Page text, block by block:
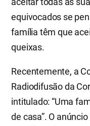
equivocados se
família têm que
queixas.
Recentemente, a
Radiodifusão da
intitulado: “Uma
de casa”. O